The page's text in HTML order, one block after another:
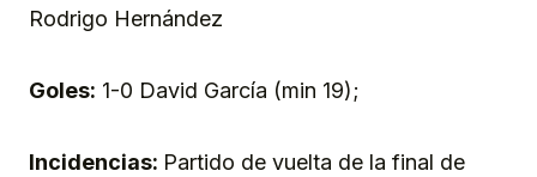
Rodrigo Hernández
Goles: 1-0 David García (min 19);
Incidencias: Partido de vuelta de la final de